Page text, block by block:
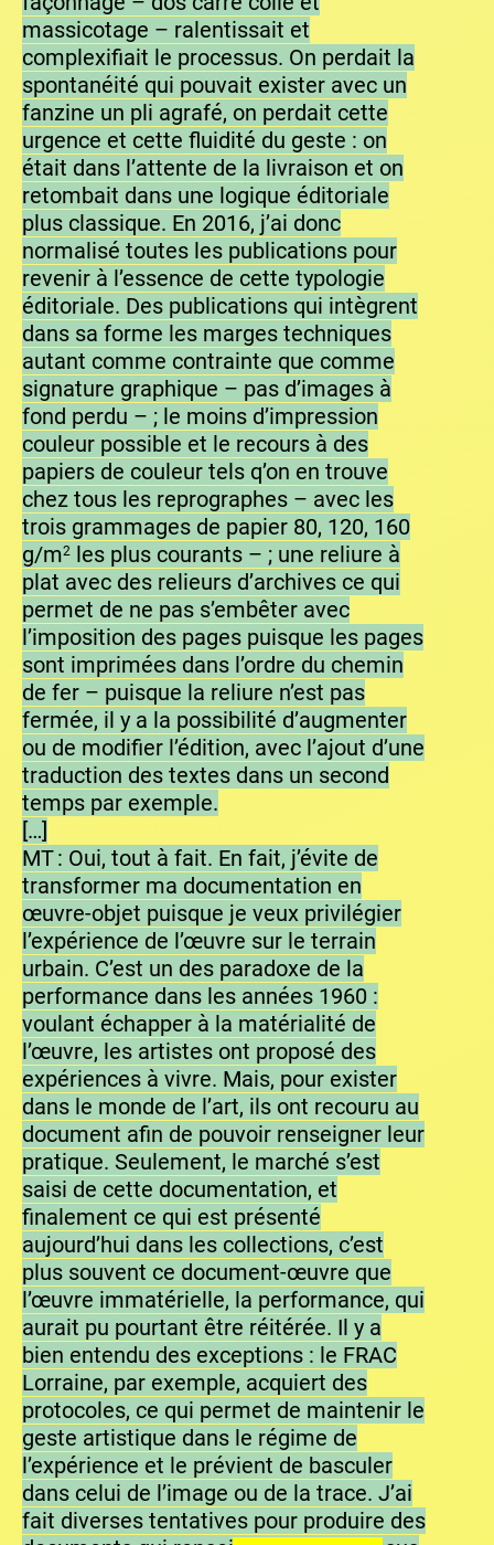
massicotage – ralentissait et
complexifiait le processus. On perdait la
spontanéité qui pouvait exister avec un
fanzine un pli agrafé, on perdait cette
urgence et cette fluidité du geste : on
était dans l’attente de la livraison et on
retombait dans une logique éditoriale
plus classique. En 2016, j’ai donc
normalisé toutes les publications pour
revenir à l’essence de cette typologie
éditoriale. Des publications qui intègrent
dans sa forme les marges techniques
autant comme contrainte que comme
signature graphique – pas d’images à
fond perdu – ; le moins d’impression
couleur possible et le recours à des
papiers de couleur tels q’on en trouve
chez tous les reprographes – avec les
trois grammages de papier 80, 120, 160
g/m2
les plus courants – ; une reliure à
plat avec des relieurs d’archives ce qui
permet de ne pas s’embêter avec
l’imposition des pages puisque les pages
sont imprimées dans l’ordre du chemin
de fer – puisque la reliure n’est pas
fermée, il y a la possibilité d’augmenter
ou de modifier l’édition, avec l’ajout d’une
traduction des textes dans un second
temps par exemple.
[…]
MT : Oui, tout à fait. En fait, j’évite de
transformer ma documentation en
œuvre-objet puisque je veux privilégier
l’expérience de l’œuvre sur le terrain
urbain. C’est un des paradoxe de la
performance dans les années 1960 :
voulant échapper à la matérialité de
l’œuvre, les artistes ont proposé des
expériences à vivre. Mais, pour exister
dans le monde de l’art, ils ont recouru au
document afin de pouvoir renseigner leur
pratique. Seulement, le marché s’est
saisi de cette documentation, et
finalement ce qui est présenté
aujourd’hui dans les collections, c’est
plus souvent ce document-œuvre que
l’œuvre immatérielle, la performance, qui
aurait pu pourtant être réitérée. Il y a
bien entendu des exceptions : le FRAC
Lorraine, par exemple, acquiert des
protocoles, ce qui permet de maintenir le
geste artistique dans le régime de
l’expérience et le prévient de basculer
dans celui de l’image ou de la trace. J’ai
fait diverses tentatives pour produire des